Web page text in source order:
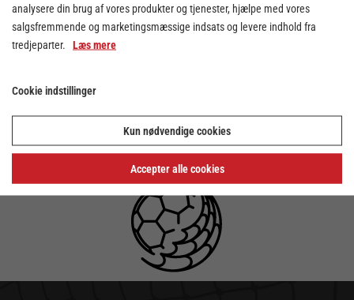
første, vi kan kåre som månedens spiller i
denne sæson, da hun allerede nu har været
på Rundens Hold 3 ud af 4 gange.
Den knivskarpe stregspiller fra Team Esbjerg
scoringsprocent på 90% og en samlet MEP-
score på 18,13.
analysere din brug af vores produkter og tjenester, hjælpe med vores
salgsfremmende og marketingsmæssige indsats og levere indhold fra
tredjeparter. Læs mere
Cookie indstillinger
Kun nødvendige cookies
Accepter alle cookies